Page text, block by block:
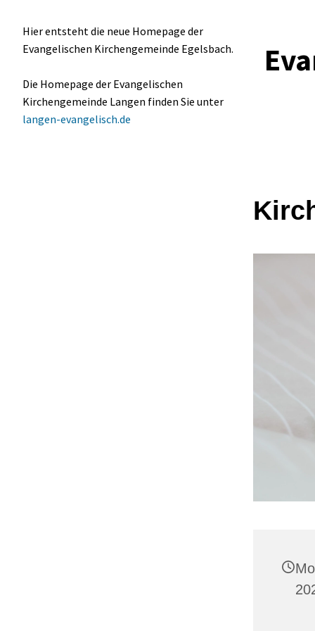
Hier entsteht die neue Homepage der
Evangelischen Kirchengemeinde Egelsbach.
Die Homepage der Evangelischen
Kirchengemeinde Langen finden Sie unter
langen-evangelisch.de